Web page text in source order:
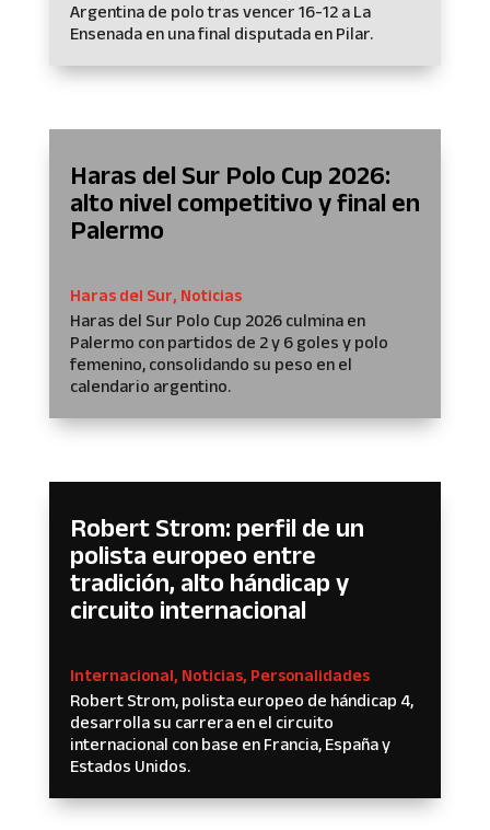
Argentina de polo tras vencer 16-12 a La
Ensenada en una final disputada en Pilar.
Haras del Sur Polo Cup 2026:
alto nivel competitivo y final en
Palermo
Haras del Sur, Noticias
Haras del Sur Polo Cup 2026 culmina en
Palermo con partidos de 2 y 6 goles y polo
femenino, consolidando su peso en el
calendario argentino.
Robert Strom: perfil de un
polista europeo entre
tradición, alto hándicap y
circuito internacional
Internacional, Noticias, Personalidades
Robert Strom, polista europeo de hándicap 4,
desarrolla su carrera en el circuito
internacional con base en Francia, España y
Estados Unidos.